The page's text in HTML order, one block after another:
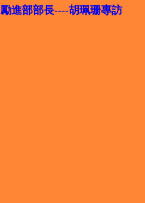
勵進部部長----胡珮珊專訪